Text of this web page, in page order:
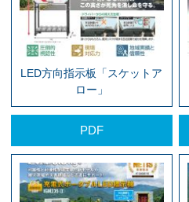
LED方向指示板「スケットア
ロー」
PDF